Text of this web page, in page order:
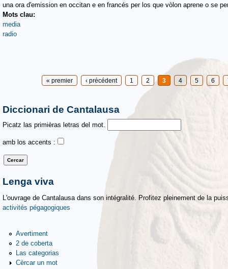
una ora d'emission en occitan e en francés per los que vòlon aprene o se
Mots clau:
media
radio
« premier ‹ précédent 1 2 3 4 5 6
Diccionari de Cantalausa
Picatz las primièras letras del mot.
amb los accents :
Lenga viva
L'ouvrage de Cantalausa dans son intégralité. Profitez pleinement de la
activités pégagogiques
Avertiment
2 de coberta
Las categorias
Cèrcar un mot